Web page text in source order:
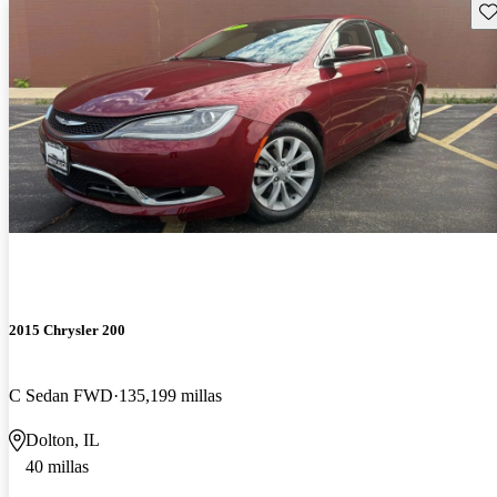
2015 Chrysler 200
C Sedan FWD 135,199 millas
Dolton, IL
40 millas